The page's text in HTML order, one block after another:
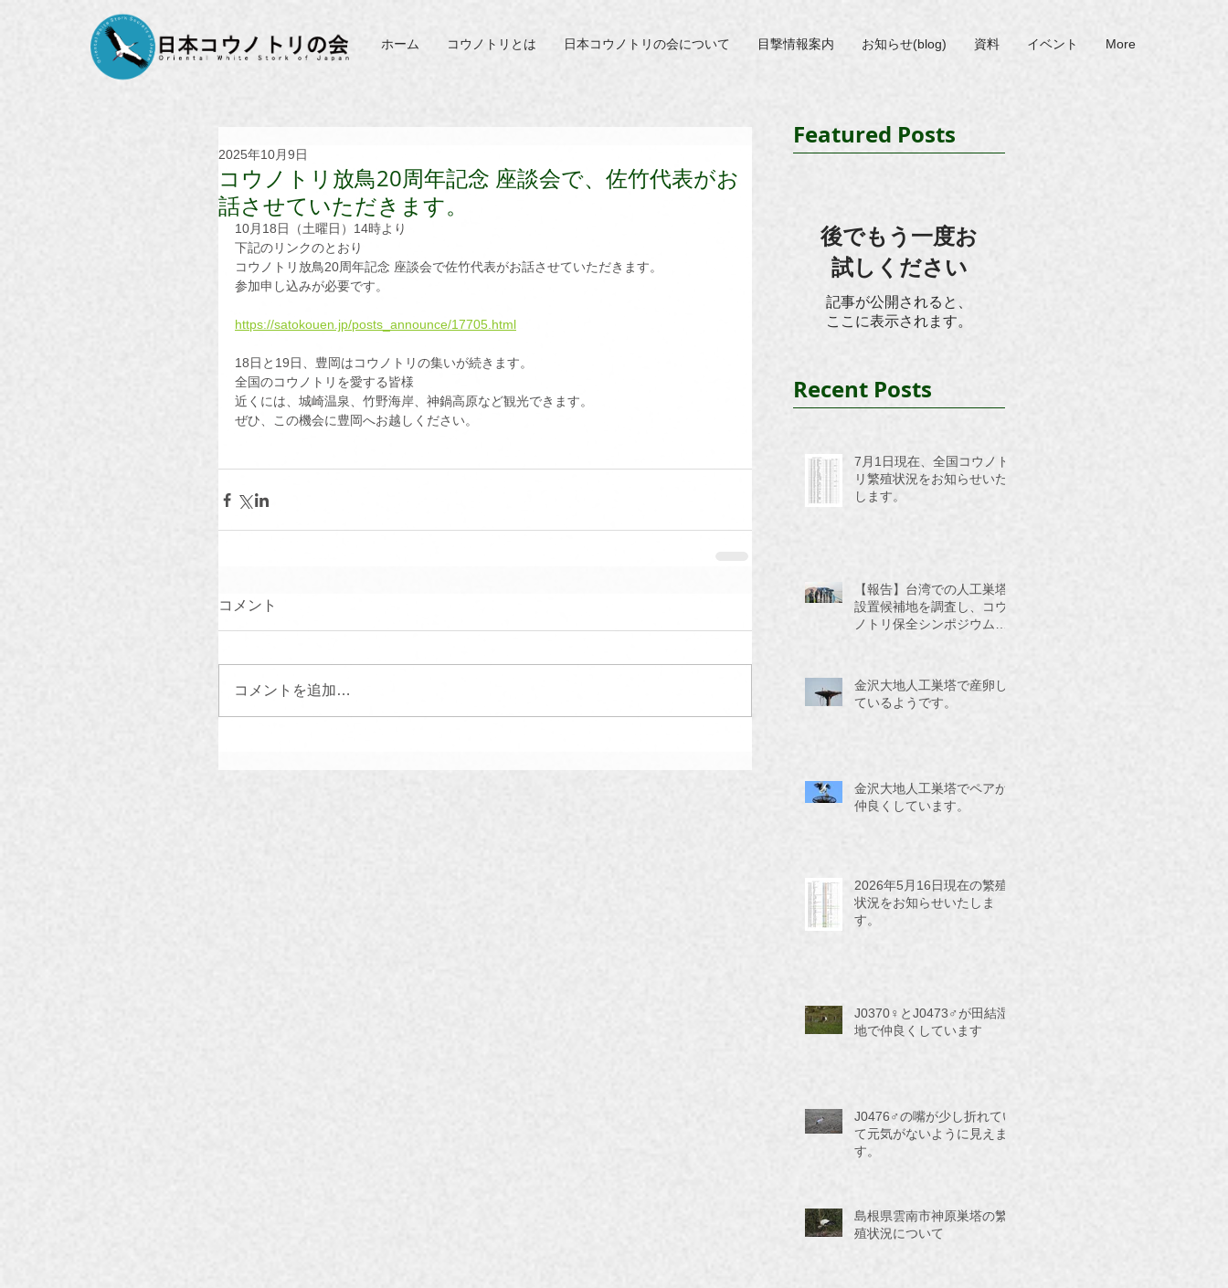
ホーム コウノトリとは 日本コウノトリの会について 目撃情報案内 お知らせ(blog) 資料 イベント More
コウノトリ放鳥20周年記念 座談会で、佐竹代表がお
話させていただきます。
2025年10月9日
10月18日（土曜日）14時より
下記のリンクのとおり
コウノトリ放鳥20周年記念 座談会で佐竹代表がお話させていただきます。
参加申し込みが必要です。
https://satokouen.jp/posts_announce/17705.html
18日と19日、豊岡はコウノトリの集いが続きます。
全国のコウノトリを愛する皆様
近くには、城崎温泉、竹野海岸、神鍋高原など観光できます。
ぜひ、この機会に豊岡へお越しください。
コメント
コメントを追加…
Featured Posts
後でもう一度お
試しください
記事が公開されると、
ここに表示されます。
Recent Posts
7月1日現在、全国コウノト
リ繁殖状況をお知らせいた
します。
【報告】台湾での人工巣塔
設置候補地を調査し、コウ
ノトリ保全シンポジウムに
金沢大地人工巣塔で産卵し
ているようです。
金沢大地人工巣塔でペアが
仲良くしています。
2026年5月16日現在の繁殖
状況をお知らせいたしま
す。
J0370♀とJ0473♂が田結湿
地で仲良くしています
J0476♂の嘴が少し折れてい
て元気がないように見えま
す。
島根県雲南市神原巣塔の繁
殖状況について